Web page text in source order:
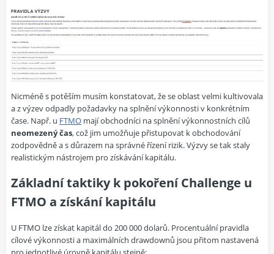
Nicméně s potěším musím konstatovat, že se oblast velmi kultivovala
a z výzev odpadly požadavky na splnění výkonnosti v konkrétním
čase. Např. u FTMO mají obchodníci na splnění výkonnostních cílů
neomezený čas, což jim umožňuje přistupovat k obchodování
zodpovědně a s důrazem na správné řízení rizik. Výzvy se tak staly
realistickým nástrojem pro získávání kapitálu.
Základní taktiky k pokoření Challenge u
FTMO a získání kapitálu
U FTMO lze získat kapitál do 200 000 dolarů. Procentuální pravidla
cílové výkonnosti a maximálních drawdownů jsou přitom nastavená